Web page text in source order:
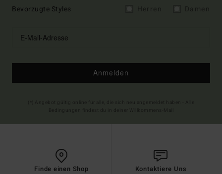
Bevorzugte Styles
Anmelden
Finde einen Shop Kontaktiere Uns